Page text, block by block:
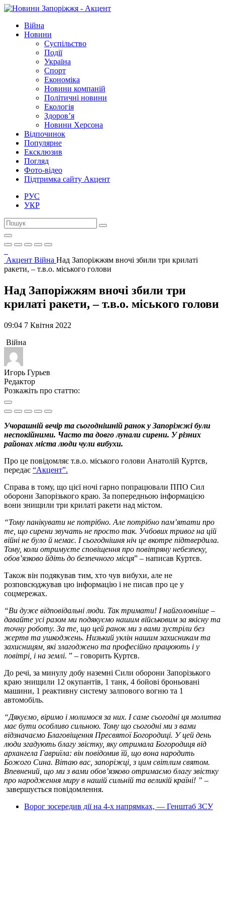
Війна
Новини
Суспільство
Події
Україна
Спорт
Економіка
Новини компаній
Політичні новини
Екологія
Здоров’я
Новини Херсона
Відпочинок
Популярне
Ексклюзив
Погляд
Фото-відео
Підтримка сайту Акцент
РУС
УКР
Акцент Війна Над Запоріжжям вночі збили три крилаті
ракети, – т.в.о. міського голови
Над Запоріжжям вночі збили три
крилаті ракети, – т.в.о. міського голови
09:04 7 Квітня 2022
Війна
Игорь Гурьев
Редактор
Розкажіть про статтю:
Учорашній вечір та сьогоднішній ранок у Запоріжжі були
неспокійними. Часто та довго лунали сирени. У різних
районах міста люди чули вибухи.
Про це повідомляє т.в.о. міського голови Анатолій Куртєв,
передає “Акцент”.
Справа в тому, що цієї ночі гарно попрацювали ППО Сил
оборони Запорізького краю. За попередньою інформацією
вони знищили три крилаті ракети над містом.
“Тому панікувати не потрібно. Але потрібно пам’ятати про
те, що сирени звучать не просто так. Учбових тривог на цій
війні не було й немає. І сьогоднішня ніч це вкотре підтвердила.
Тому, коли отримуєте сповіщення про повітряну небезпеку,
обов’язково йдіть до безпечного місця” – написав Куртєв.
Також він подякував тим, хто чув вибухи, але не
розповсюджував цю інформацію і не писав про це у
соцмережах.
“Ви дуже відповідальні люди. Так тримати! І найголовніше –
давайте усі разом ми подякуємо нашим військовим за якісну та
точну роботу. За те, що цей ранок ми з вами зустріли без
жертв та ушкоджень. Низький уклін нашим захисникам та
захисницям, які злагоджено та професійно працюють і у
повітрі, і на землі. ” – говорить Куртєв.
До речі, за минулу добу наземні Сили оборони Запорізького
краю знищили 12 окупантів, 1 танк, 4 бойові броньовані
машини, 1 реактивну систему залпового вогню та 1
автомобіль.
“Дякуємо, віримо і молимося за них. І саме сьогодні ця молитва
має бути особливо сильною. Тому що сьогодні ми з вами
відзначаємо Благовіщення Пресвятої Богородиці. У цей день
люди згадують благу звістку, яку отримала Богородиця від
архангела Гавриїла: він повідомив їй, що вона народить
Божого Сина. Вітаю вас, запоріжці, з цим світлим святом.
Впевнений, що ми з вами обов’язково отримаємо благу звістку
про народження миру в нашій сильній та великій країні! ” –
завершується повідомлення.
Ворог зосередив дії на 4-х напрямках, — Генштаб ЗСУ